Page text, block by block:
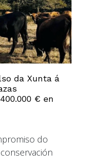
da Xunta á
€ en
do